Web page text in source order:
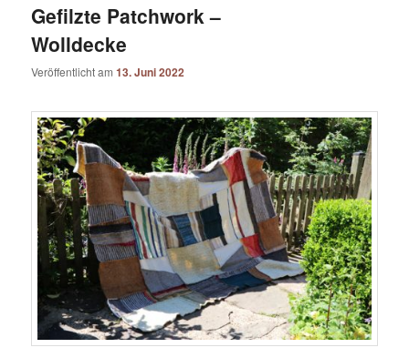
Gefilzte Patchwork –
Wolldecke
Veröffentlicht am13. Juni 2022